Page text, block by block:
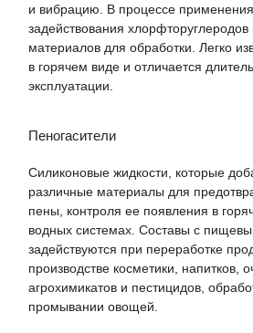
и вибрацию. В процессе
задействования
материалов для обработки. Легко
в горячем виде и отличается
эксплуатации.
Пеногасители
Силиконовые жидкости, которые
различные материалы для
пены, контроля ее появления в
водных системах. Составы с
задействуются при переработке
производстве косметики, напитков,
агрохимикатов и пестицидов,
промывании овощей.